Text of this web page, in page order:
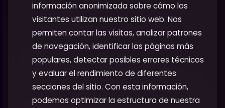
información anonimizada sobre cómo los
visitantes utilizan nuestro sitio web. Nos
permiten contar las visitas, analizar patrones
de navegación, identificar las páginas más
populares, detectar posibles errores técnicos
y evaluar el rendimiento de diferentes
secciones del sitio. Con esta información,
podemos optimizar la estructura de nuestra